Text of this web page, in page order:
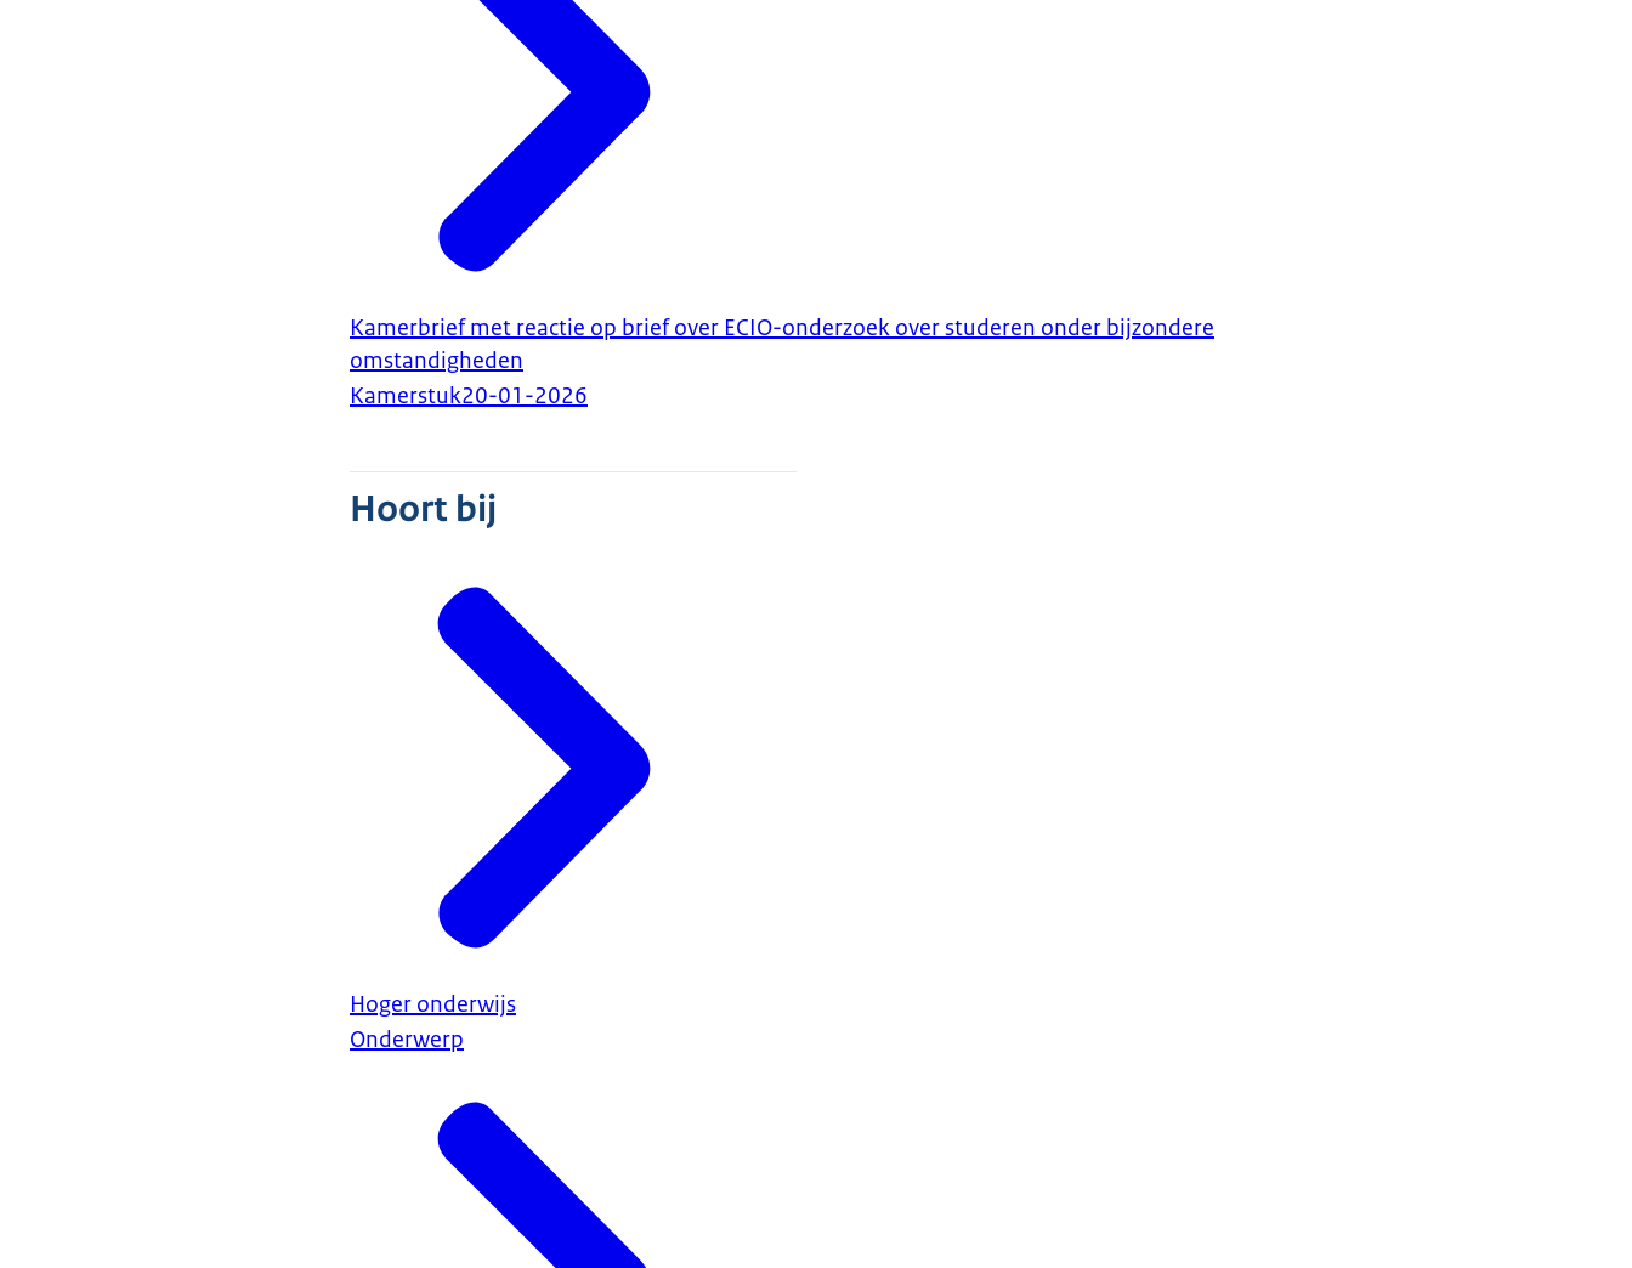
Kamerbrief met reactie op brief over ECIO-onderzoek over studeren onder bijzondere
omstandigheden
Kamerstuk20-01-2026
Hoort bij
Hoger onderwijs
Onderwerp